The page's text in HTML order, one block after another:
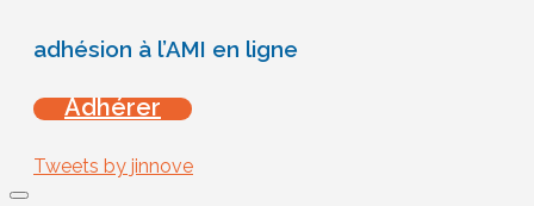
adhésion à l’AMI en ligne
Adhérer
Tweets by jinnove